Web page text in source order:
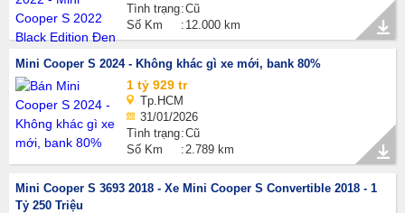
Tình trạng Cũ
Số Km
12.000 km
Mini Cooper S 2024 - Không khác gì xe mới, bank 80%
1 tỷ 929 tr
Tp.HCM
31/01/2026
Tình trạng Cũ
Số Km
2.789 km
Mini Cooper S 3693 2018 - Xe Mini Cooper S Convertible 2018 - 1
Tỷ 250 Triệu